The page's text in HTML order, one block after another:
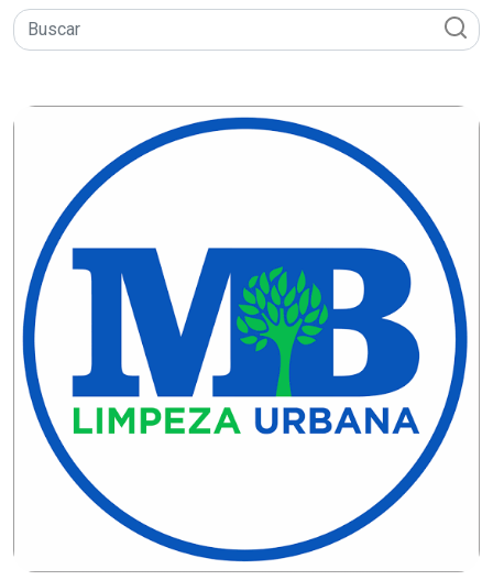
DO
RN
CICLISMO
COMPETIÇÃO
COMPROMISSO
CONFERÊNCIA
DE
SAÚDE
CONQUISTA
COPA
MUNDO